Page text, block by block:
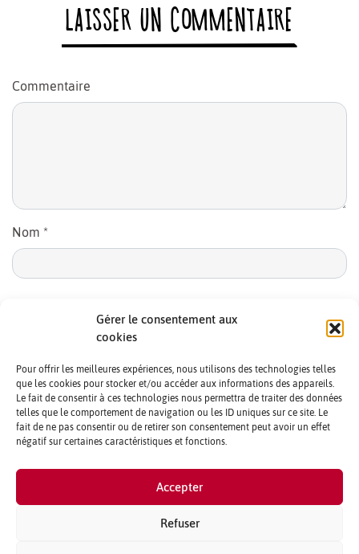
Gérer le consentement aux
cookies
Pour offrir les meilleures expériences, nous utilisons des technologies telles
que les cookies pour stocker et/ou accéder aux informations des appareils.
Le fait de consentir à ces technologies nous permettra de traiter des données
telles que le comportement de navigation ou les ID uniques sur ce site. Le
fait de ne pas consentir ou de retirer son consentement peut avoir un effet
négatif sur certaines caractéristiques et fonctions.
Accepter
Refuser
LAISSER UN COMMENTAIRE
Commentaire
Nom *